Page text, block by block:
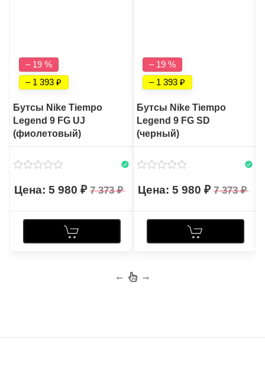
– 19 %
– 1 393
Бутсы Nike Tiempo
Legend 9 FG UJ
(фиолетовый)
5 980 7 373
– 19 %
– 1 393
Бутсы Nike Tiempo
Legend 9 FG SD
(черный)
5 980 7 373
← →